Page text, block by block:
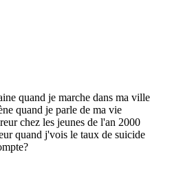
quand je marche dans ma ville
quand je parle de ma vie
chez les jeunes de l'an 2000
quand j'vois le taux de suicide